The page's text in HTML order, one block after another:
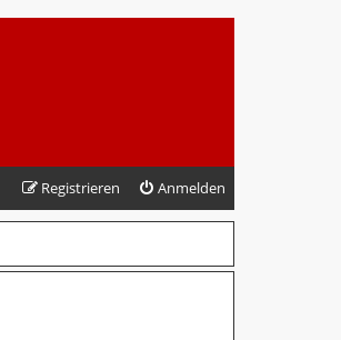
Anmelden
Registrieren